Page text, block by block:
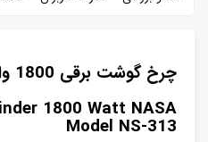
چرخ گوشت برقی 1800 وات ناسا مدل NS-313
1800 Watt NASA
Model NS-313